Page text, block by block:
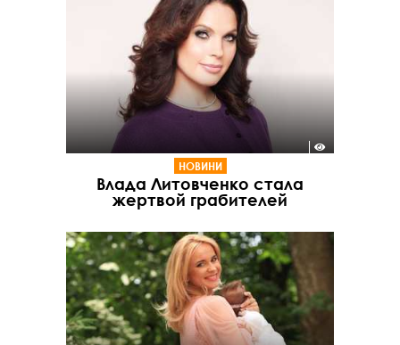
НОВИНИ
Влада Литовченко стала
жертвой грабителей